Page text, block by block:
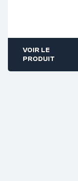
VOIR LE
PRODUIT